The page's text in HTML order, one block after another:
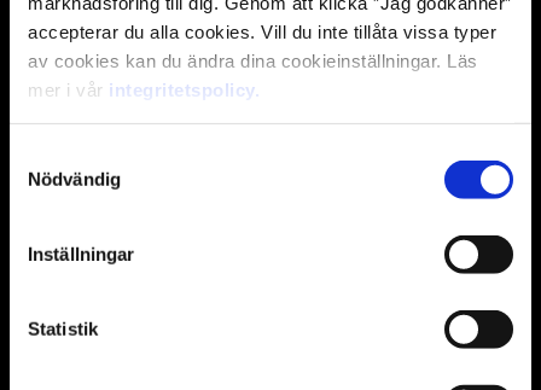
accepterar du alla cookies. Vill du inte tillåta vissa typer
av cookies kan du ändra dina cookieinställningar. Läs
mer i vår integritetspolicy.
Nödvändig
Inställningar
Statistik
Telefonnummer*